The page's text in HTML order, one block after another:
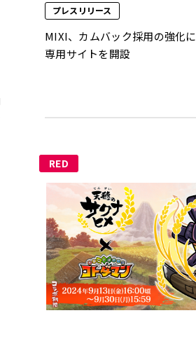
プレスリリース
MIXI、カムバック採用の強化
専用サイトを開設
RED